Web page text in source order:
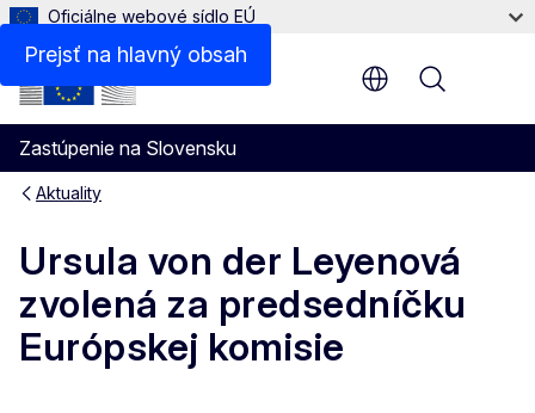
Prejsť na hlavný obsah
Oficiálne webové sídlo EÚ
Zastúpenie na Slovensku
Menu
Aktuality
Ursula von der Leyenová
zvolená za predsedníčku
Európskej komisie